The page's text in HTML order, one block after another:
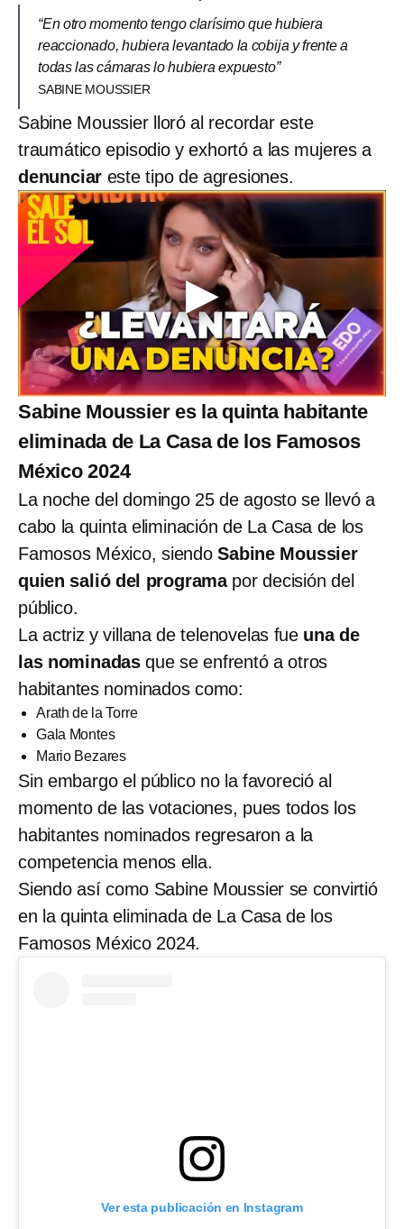
“En otro momento tengo clarísimo que hubiera
reaccionado, hubiera levantado la cobija y frente a
todas las cámaras lo hubiera expuesto”
SABINE MOUSSIER
Sabine Moussier lloró al recordar este
traumático episodio y exhortó a las mujeres a
denunciar este tipo de agresiones.
Sabine Moussier es la quinta habitante
eliminada de La Casa de los Famosos
México 2024
La noche del domingo 25 de agosto se llevó a
cabo la quinta eliminación de La Casa de los
Famosos México, siendoSabine Moussier
quien salió del programapor decisión del
público.
La actriz y villana de telenovelas fue una de
las nominadas que se enfrentó a otros
habitantes nominados como:
Arath de la Torre
Gala Montes
Mario Bezares
Sin embargo el público no la favoreció al
momento de las votaciones, pues todos los
habitantes nominados regresaron a la
competencia menos ella.
Siendo así como Sabine Moussier se convirtió
en la quinta eliminada de La Casa de los
Famosos México 2024.
Ver esta publicación en Instagram